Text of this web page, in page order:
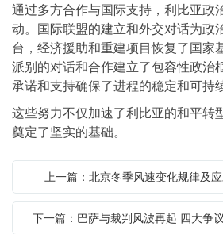
通过多方合作与国际支持，利比亚政
动。国际联盟的建立和外交对话为政
台，经济援助和重建项目恢复了国家
派别的对话和合作建立了包容性政治
承诺和支持确保了进程的稳定和可持
这些努力不仅加速了利比亚的和平转
奠定了坚实的基础。
上一篇：北京冬季风速变化规律及